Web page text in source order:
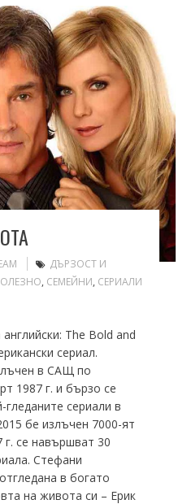
ДЪРЗОСТ И
, СЕМЕЙНИ, СЕРИАЛИ
The Bold and
сериал.
в САЩ по
1987 г. и бързо се
сериали в
бе излъчен 7000-ят
се навършват 30
Стефани
в богато
на живота си – Ерик